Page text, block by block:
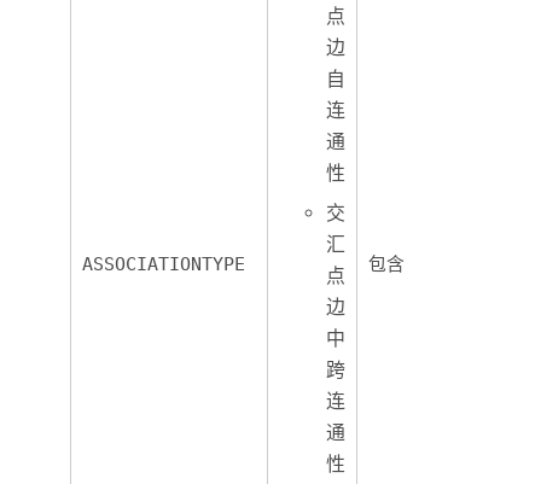
ASSOCIATIONTYPE
点
边
自
连
通
性
交
汇
点
边
中
跨
连
通
性
包含